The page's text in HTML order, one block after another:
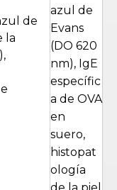
de
la
azul de
Evans
(DO 620
nm), IgE
específic
a de OVA
en
suero,
histopat
ología